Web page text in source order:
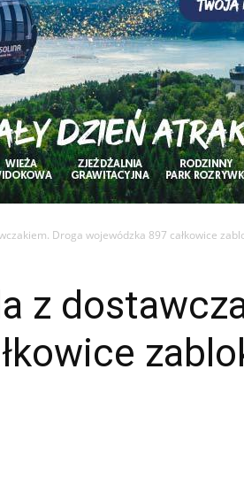
Droga wojewódzka 897 całkowice
z